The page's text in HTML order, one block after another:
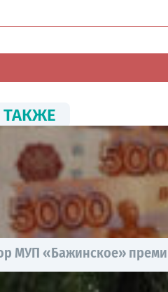
ТАКЖЕ
МУП «Бажинское»